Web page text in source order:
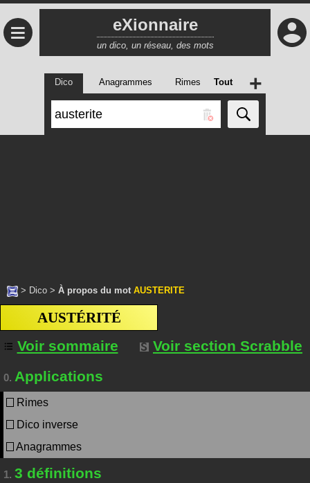
≡ eXionnaire
un dico, un réseau, des mots
Dico Anagrammes Rimes Tout +
> Dico > À propos du mot AUSTERITE
AUSTÉRITÉ
Voir sommaire
Voir section Scrabble
0. Applications
Rimes
Dico inverse
Anagrammes
1. 3 définitions